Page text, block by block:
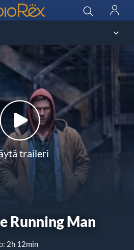
BioRex Cinemas Haku
traileri
Running Man
2h 12min